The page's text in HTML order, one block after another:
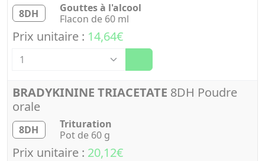
8DH
Gouttes à l'alcool
Flacon de 60 ml
Prix unitaire : 14,64€
BRADYKININE TRIACETATE 8DH Poudre
orale
8DH
Trituration
Pot de 60 g
Prix unitaire : 20,12€